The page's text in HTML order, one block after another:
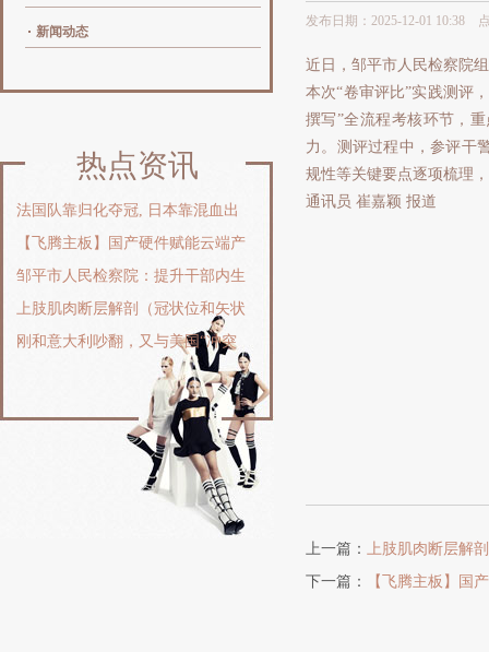
新闻动态
热点资讯
法国队靠归化夺冠, 日本靠混血出
【飞腾主板】国产硬件赋能云端产
邹平市人民检察院：提升干部内生
上肢肌肉断层解剖（冠状位和矢状
刚和意大利吵翻，又与美国“冲突
发布日期：2025-12-01 10:38
近日，邹平市人民检察院
本次“卷审评比”实践测评
撰写”全流程考核环节，
力。测评过程中，参评干
规性等关键要点逐项梳理
通讯员 崔嘉颖 报道
上一篇： 上肢肌肉断层解
下一篇：
【飞腾主板】国